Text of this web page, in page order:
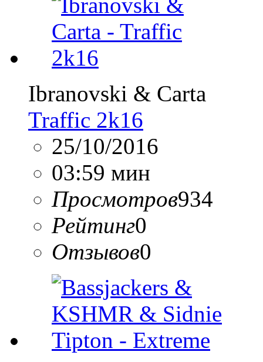
Ibranovski & Carta
Traffic 2k16
25/10/2016
03:59 мин
Просмотров934
Рейтинг0
Отзывов0